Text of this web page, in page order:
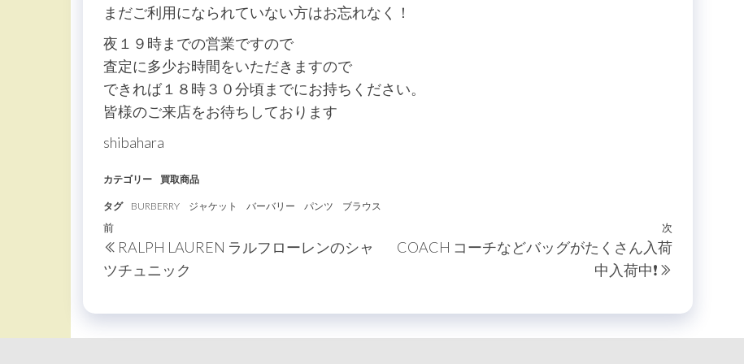
まだご利用になられていない方はお忘れなく！
夜１９時までの営業ですので
査定に多少お時間をいただきますので
できれば１８時３０分頃までにお持ちください。
皆様のご来店をお待ちしております
shibahara
カテゴリー 買取商品
タグ BURBERRY ジャケット バーバリー パンツ ブラウス
投
稿
ナ
ビ
ゲ
過
去
の
前
RALPH LAUREN ラルフローレンのシャ
ツチュニック
次
次
COACH コーチなどバッグがたくさん入荷
中入荷中❗️